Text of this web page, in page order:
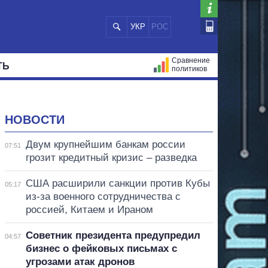
УКР РОС
Сравнение
политиков
НОВОСТИ
07:51
Двум крупнейшим банкам россии
грозит кредитный кризис – разведка
05:17
США расширили санкции против Кубы
из-за военного сотрудничества с
россией, Китаем и Ираном
04:57
Советник президента предупредил
бизнес о фейковых письмах с
угрозами атак дронов